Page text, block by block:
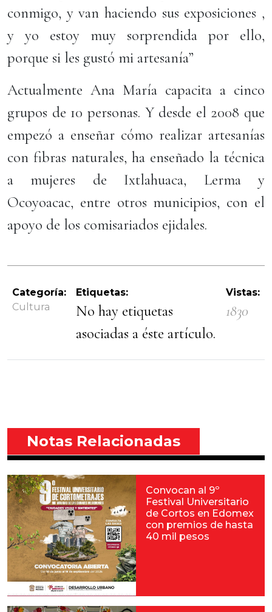
conmigo, y van haciendo sus exposiciones ,
y yo estoy muy sorprendida por ello,
porque si les gustó mi artesanía”
Actualmente Ana María capacita a cinco
grupos de 10 personas. Y desde el 2008 que
empezó a enseñar cómo realizar artesanías
con fibras naturales, ha enseñado la técnica
a mujeres de Ixtlahuaca, Lerma y
Ocoyoacac, entre otros municipios, con el
apoyo de los comisariados ejidales.
Categoría:
Cultura
Etiquetas:
No hay etiquetas
asociadas a éste artículo.
Vistas:
1830
Notas Relacionadas
Convocan al 9º
Festival Universitario
de Cortos en Edomex
con premios de hasta
40 mil pesos